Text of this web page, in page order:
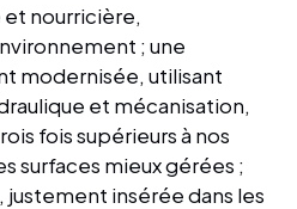
nourricière,
; une
modernisée, utilisant
et mécanisation,
fois supérieurs à nos
surfaces mieux gérées ;
insérée dans les